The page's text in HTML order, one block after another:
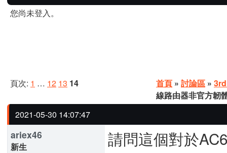
您尚未登入。
頁次: 1 … 12 13 14 首頁 » 討論區 »
線路由器非官方韌
2021-05-30 14:07:47
ariex46
新生 請問這個對於